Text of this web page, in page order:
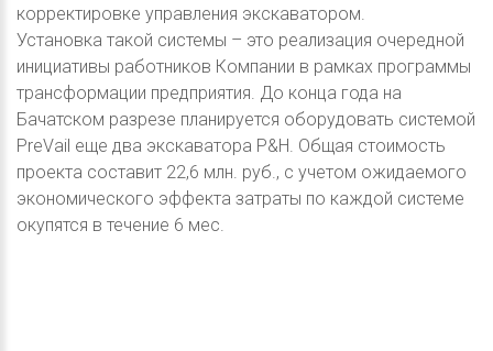
корректировке управления экскаватором.
Установка такой системы – это реализация очередной
инициативы работников Компании в рамках программы
трансформации предприятия. До конца года на
Бачатском разрезе планируется оборудовать системой
PreVail еще два экскаватора P&H. Общая стоимость
проекта составит 22,6 млн. руб., с учетом ожидаемого
экономического эффекта затраты по каждой системе
окупятся в течение 6 мес.